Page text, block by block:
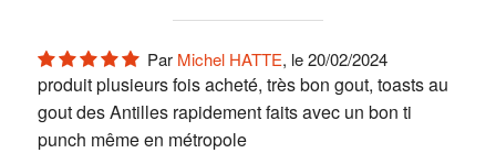
Par Michel HATTE, le 20/02/2024
produit plusieurs fois acheté, très bon gout, toasts au
gout des Antilles rapidement faits avec un bon ti
punch même en métropole